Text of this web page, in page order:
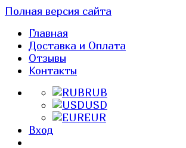
Полная версия сайта
Главная
Доставка и Оплата
Отзывы
Контакты
RUB
USD
EUR
Вход